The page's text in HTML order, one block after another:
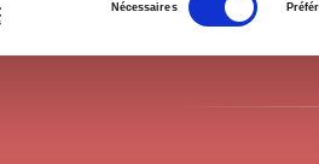
consentement
Nécessaires